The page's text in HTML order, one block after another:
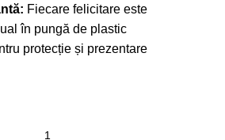
Fiecare felicitare este
în pungă de plastic
protecție și prezentare